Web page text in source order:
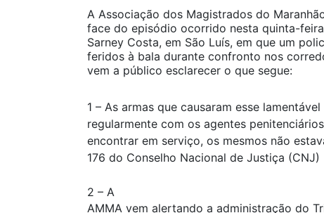
A Associação dos Magistrados do
face do episódio ocorrido nesta quinta-
Sarney Costa, em São Luís, em que um
feridos à bala durante confronto nos
vem a público esclarecer o que segue:
1 – As armas que causaram esse
regularmente com os agentes
encontrar em serviço, os mesmos não
176 do Conselho Nacional de Justiça (CNJ)
2 – A
AMMA vem alertando a administração do